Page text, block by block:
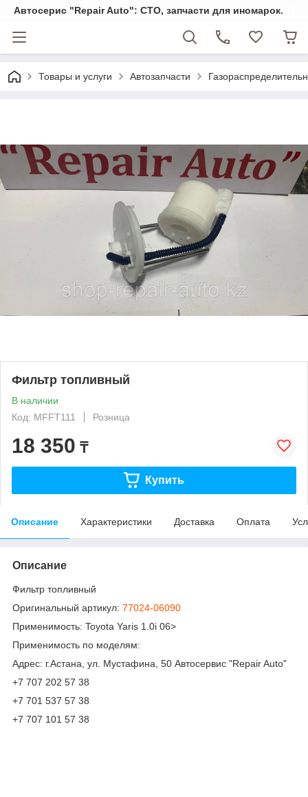
Автосерис "Repair Auto": СТО, запчасти для иномарок.
Товары и услуги Автозапчасти
Фильтр топливный
В наличии
Код: MFFT111
Розница
18 350 ₸
Купить
Описание Характеристики Доставка Оплата
Описание
Фильтр топливный
Оригинальный артикул: 77024-06090
Применимость: Toyota Yaris 1.0i 06>
Применимость по моделям:
Адрес: г.Астана, ул. Мустафина, 50 Автосервис "Repair Auto"
+7 707 202 57 38
+7 701 537 57 38
+7 707 101 57 38